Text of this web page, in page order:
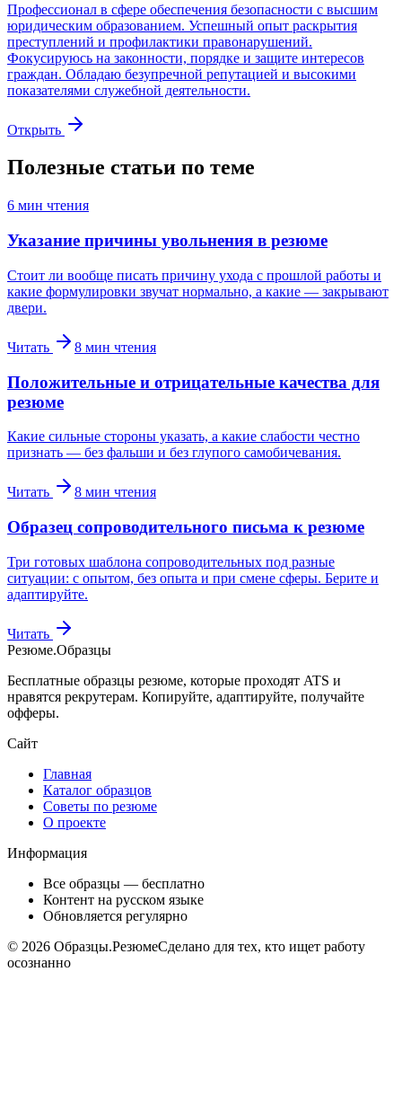
Профессионал в сфере обеспечения безопасности с высшим
юридическим образованием. Успешный опыт раскрытия
преступлений и профилактики правонарушений.
Фокусируюсь на законности, порядке и защите интересов
граждан. Обладаю безупречной репутацией и высокими
показателями служебной деятельности.
Открыть
Полезные статьи по теме
6 мин чтения
Указание причины увольнения в резюме
Стоит ли вообще писать причину ухода с прошлой работы и
какие формулировки звучат нормально, а какие — закрывают
двери.
Читать 8 мин чтения
Положительные и отрицательные качества для
резюме
Какие сильные стороны указать, а какие слабости честно
признать — без фальши и без глупого самобичевания.
Читать 8 мин чтения
Образец сопроводительного письма к резюме
Три готовых шаблона сопроводительных под разные
ситуации: с опытом, без опыта и при смене сферы. Берите и
адаптируйте.
Читать
Резюме.Образцы
Бесплатные образцы резюме, которые проходят ATS и
нравятся рекрутерам. Копируйте, адаптируйте, получайте
офферы.
Сайт
Главная
Каталог образцов
Советы по резюме
О проекте
Информация
Все образцы — бесплатно
Контент на русском языке
Обновляется регулярно
© 2026 Образцы.РезюмеСделано для тех, кто ищет работу
осознанно